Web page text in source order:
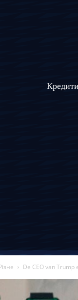
De CEO van